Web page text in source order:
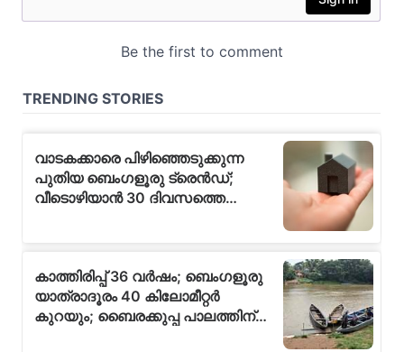
മുഖ്യപ്രഭാഷണം നടത്തും.
വ്യാപാരികൾക്കായി
നടത്തുന്ന മോട്ടിവേഷൻ
കെ. ഷാഹിർ എന്നിവർ…